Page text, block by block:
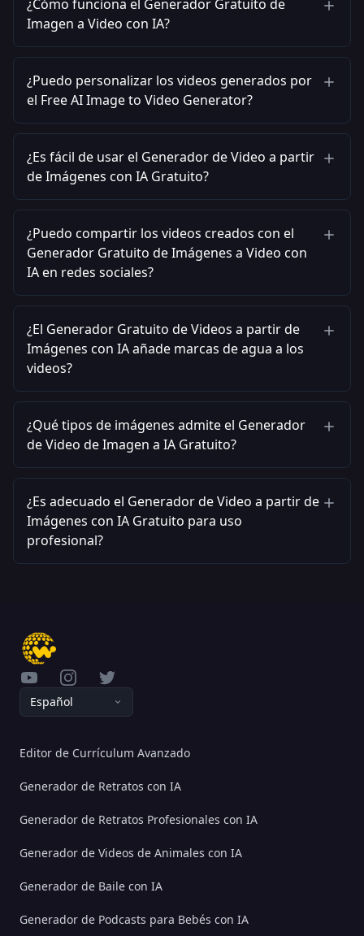
¿Cómo funciona el Generador Gratuito de
Imagen a Video con IA?
¿Puedo personalizar los videos generados por
el Free AI Image to Video Generator?
¿Es fácil de usar el Generador de Video a partir
de Imágenes con IA Gratuito?
¿Puedo compartir los videos creados con el
Generador Gratuito de Imágenes a Video con
IA en redes sociales?
¿El Generador Gratuito de Videos a partir de
Imágenes con IA añade marcas de agua a los
videos?
¿Qué tipos de imágenes admite el Generador
de Video de Imagen a IA Gratuito?
¿Es adecuado el Generador de Video a partir de
Imágenes con IA Gratuito para uso
profesional?
YouTubeInstagramTwitter
Español
Editor de Currículum Avanzado
Generador de Retratos con IA
Generador de Retratos Profesionales con IA
Generador de Videos de Animales con IA
Generador de Baile con IA
Generador de Podcasts para Bebés con IA